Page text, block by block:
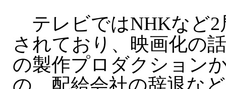
テレビではNHKなど2
されており、映画化の
の製作プロダクション